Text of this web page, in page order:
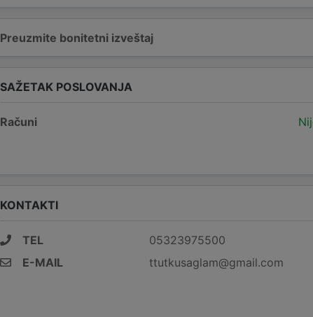
Preuzmite bonitetni izveštaj
SAŽETAK POSLOVANJA
Računi
KONTAKTI
TEL
05323975500
E-MAIL
ttutkusaglam@gmail.com